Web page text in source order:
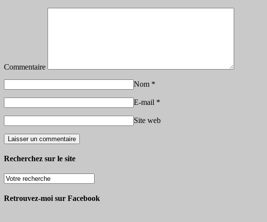
Commentaire
Nom *
E-mail *
Site web
Recherchez sur le site
Retrouvez-moi sur Facebook